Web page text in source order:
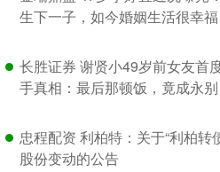
生下一子，如今婚姻生活很幸福
长胜证券 谢贤小49岁前女友首
手真相：最后那顿饭，竟成永别
忠程配资 利柏特：关于“利柏转
股份变动的公告